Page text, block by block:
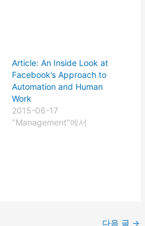
Article: An Inside Look at
Facebook’s Approach to
Automation and Human
Work
2015-06-17
"Management"에서
다음 글 →